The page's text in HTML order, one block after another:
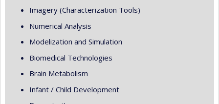
Imagery (Characterization Tools)
Numerical Analysis
Modelization and Simulation
Biomedical Technologies
Brain Metabolism
Infant / Child Development